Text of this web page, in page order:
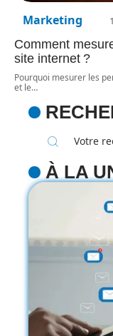
Marketing
Comment
site internet ?
Pourquoi mesurer les
et le…
À LA